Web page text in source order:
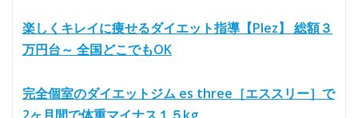
楽しくキレイに痩せるダイエット指導【Plez】 総額３
万円台～ 全国どこでもOK
完全個室のダイエットジム es three［エススリー］で